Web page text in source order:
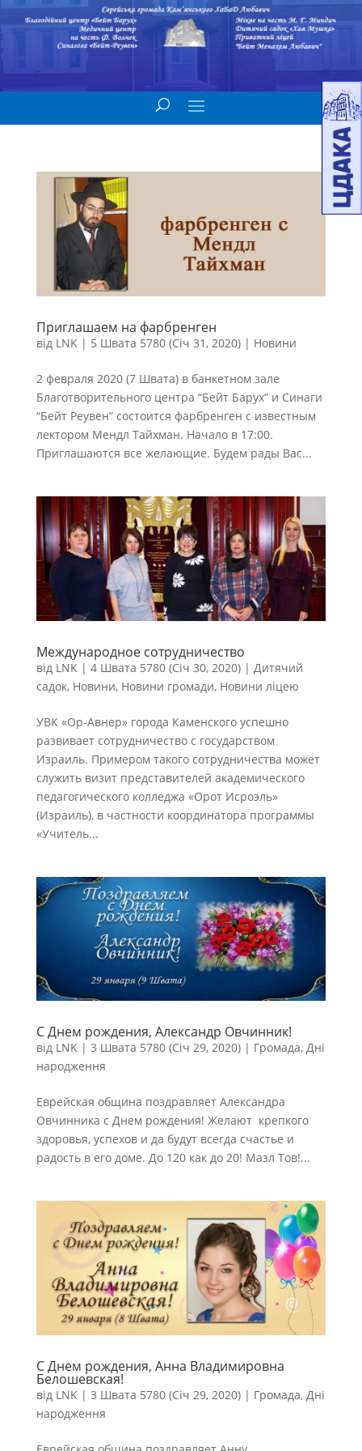
Приглашаем на фарбренген
від LNK| 5 Швата 5780 (Січ 31, 2020)| Новини
2 февраля 2020 (7 Швата) в банкетном зале
Благотворительного центра “Бейт Барух” и Синаги
“Бейт Реувен” состоится фарбренген с известным
лектором Мендл Тайхман. Начало в 17:00.
Приглашаются все желающие. Будем рады Вас...
Международное сотрудничество
від LNK | 4 Швата 5780 (Січ 30, 2020)| Дитячий
садок, Новини, Новини громади, Новини ліцею
УВК «Ор-Авнер» города Каменского успешно
развивает сотрудничество с государством
Израиль. Примером такого сотрудничества может
служить визит представителей академического
педагогического колледжа «Орот Исроэль»
(Израиль), в частности координатора программы
«Учитель...
С Днем рождения, Александр Овчинник!
від LNK| 3 Швата 5780 (Січ 29, 2020)| Громада, Дні
народження
Еврейская община поздравляет Александра
Овчинника с Днем рождения! Желают крепкого
здоровья, успехов и да будут всегда счастье и
радость в его доме. До 120 как до 20! Мазл Тов!...
С Днем рождения, Анна Владимировна
Белошевская!
від LNK | 3 Швата 5780 (Січ 29, 2020)| Громада, Дні
народження